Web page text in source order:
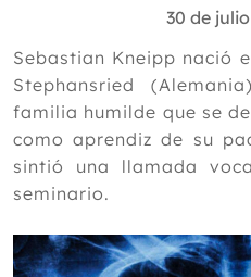
2025
2024
2023
2022
2021
Diciembre
30 de
Sebastian Kneipp nació
Stephansried
familia humilde que se
como aprendiz de su
sintió una llamada
seminario.